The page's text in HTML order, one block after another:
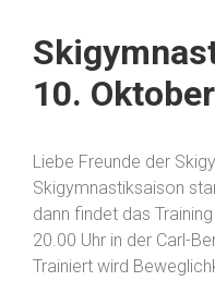
10. Oktober
Liebe Freunde der
Skigymnastiksaison
dann findet das
20.00 Uhr in der Carl-
Trainiert wird